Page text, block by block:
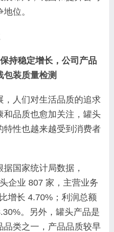
位。
持稳定增长，公司产品
包装质量检测
，人们对生活品质的追求
和品质也愈加关注，罐头
特性也越来越受到消费者
国家统计局数据，
企业 807 家，主营业务
增长 4.70%；利润总额
。另外，罐头产品是
品类之一，产品品质较早